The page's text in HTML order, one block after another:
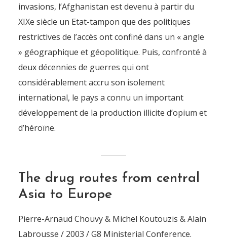
invasions, l’Afghanistan est devenu à partir du
XIXe siècle un Etat-tampon que des politiques
restrictives de l’accès ont confiné dans un « angle
» géographique et géopolitique. Puis, confronté à
deux décennies de guerres qui ont
considérablement accru son isolement
international, le pays a connu un important
développement de la production illicite d’opium et
d’héroïne.
The drug routes from central
Asia to Europe
Pierre-Arnaud Chouvy & Michel Koutouzis & Alain
Labrousse / 2003 / G8 Ministerial Conference.